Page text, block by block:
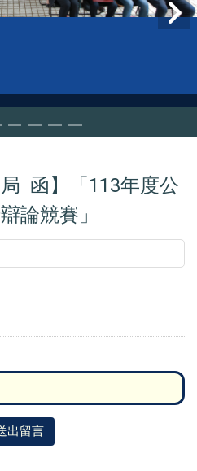
局 函】「113年度公
論競賽」
出留言